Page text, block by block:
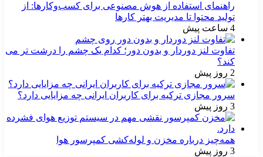
راهنمای استفاده از هوش مصنوعی برای کسب‌وکارها: از
تولید محتوا تا مدیریت بهتر کارها
4 ساعت پیش
تفاوت لنز دوردار و بدون دور؛ کدام یک چشم را درشت تر می
کند؟
2 روز پیش
سرور مجازی ترکیه برای کاربران ایرانی چه مزایایی دارد؟
3 روز پیش
همه‌چیز درباره مخزن و لوله‌کشی کمپرسور هوا
3 روز پیش